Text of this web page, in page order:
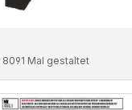
Mal gestaltet